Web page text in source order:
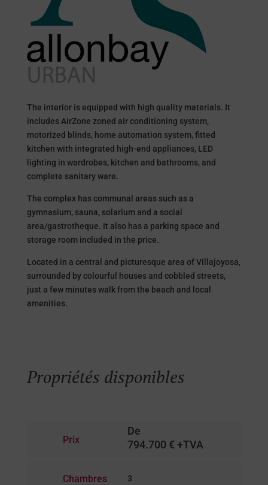
The interior is equipped with high quality materials. It
includes AirZone zoned air conditioning system,
motorized blinds, home automation system, fitted
kitchen with integrated high-end appliances, LED
lighting in wardrobes, kitchen and bathrooms, and
complete sanitary ware.
The complex has communal areas such as a
gymnasium, sauna, solarium and a social
area/gastrotheque. It also has a parking space and
storage room included in the price.
Located in a central and picturesque area of Villajoyosa,
surrounded by colourful houses and cobbled streets,
just a few minutes walk from the beach and local
amenities.
Propriétés disponibles
Prix
De
794.700 € +TVA
Chambres 3